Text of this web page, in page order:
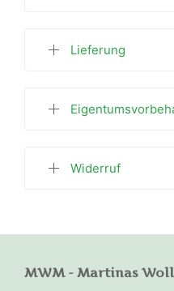
Lieferung
Widerruf
MWM - Martinas